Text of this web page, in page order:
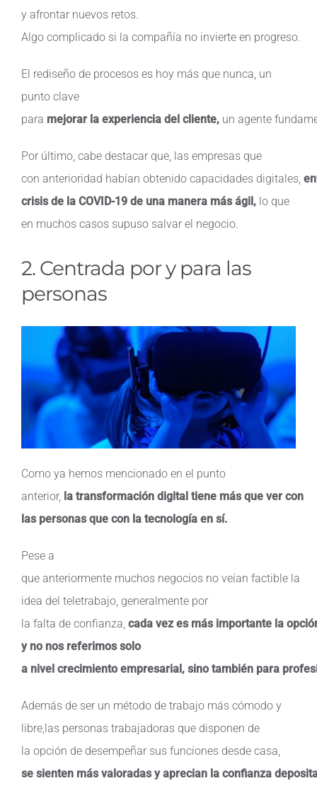
y afrontar nuevos retos.
Algo complicado si la compañía no invierte en progreso.
El rediseño de procesos es hoy más que nunca, un
punto clave
para mejorar la experiencia del cliente, un agente
Por último, cabe destacar que, las empresas que
con anterioridad habían obtenido capacidades digitales,
crisis de la COVID-19 de una manera más ágil, lo que
en muchos casos supuso salvar el negocio.
2. Centrada por y para las
personas
Como ya hemos mencionado en el punto
anterior, la transformación digital tiene más que ver con
las personas que con la tecnología en sí.
Pese a
que anteriormente muchos negocios no veían factible la
idea del teletrabajo, generalmente por
la falta de confianza, cada vezes más importante la
y no nos referimossolo
a nivel crecimiento empresarial, sino también para
Además de ser un método de trabajo más cómodo y
libre,las personas trabajadoras que disponen de
la opción de desempeñar sus funciones desde casa,
se sienten más valoradas y aprecian la confianza